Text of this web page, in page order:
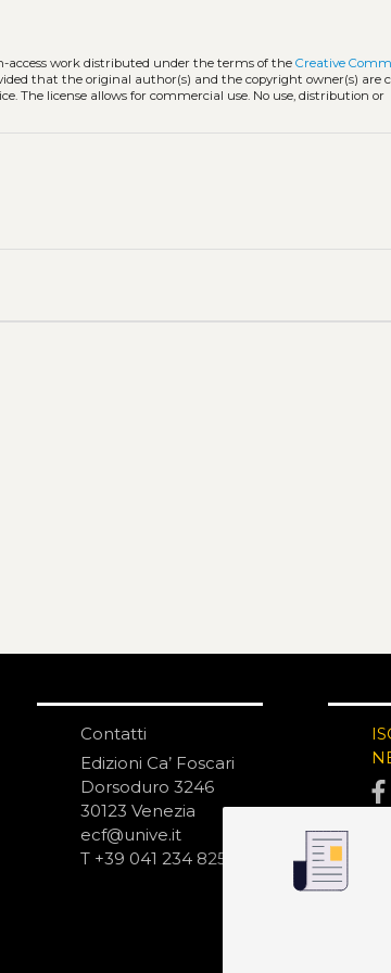
access work distributed under the terms of theCreative
that the original author(s) and the copyright owner(s) are
The license allows for commercial use. No use, distribution or
Contatti
Edizioni Ca’ Foscari
Dorsoduro 3246
30123 Venezia
ecf@unive.it
T +39 041 234 8250